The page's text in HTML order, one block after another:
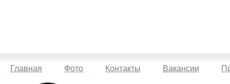
Главная Фото Контакты Вакансии